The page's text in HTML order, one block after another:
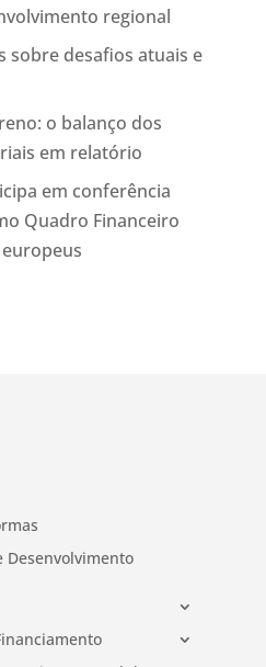
regional
sobre desafios atuais e
o balanço dos
em relatório
em conferência
Quadro Financeiro
Desenvolvimento